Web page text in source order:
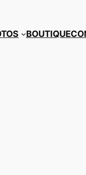
BOUTIQUE